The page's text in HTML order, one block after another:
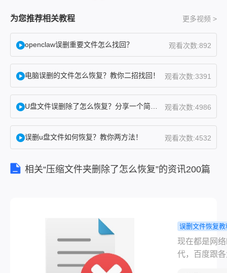
了我们的知
去搜索，想
必大家也有
去搜索过文
档误删如何
是不是跳出
了许多的软
时间不知道
为您推荐相关教程 更多视频 >
openclaw误删重要文件怎么找回？ 观看次数:892
电脑误删的文件怎么恢复？教你二招找回！ 观看次数:3391
观看次数:4986
误删u盘文件如何恢复？教你两方法！ 观看次数:4532
相关“压缩文件夹删除了怎么恢复”的资讯200篇
误删文件恢复教
档误删如何
复？教你三
现在都是网
代，百度跟